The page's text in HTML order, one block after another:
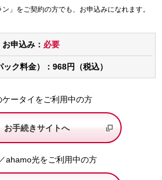
」をご契約の方でも、お申込みになれます。
お申込み： 必要
ック料金）：968円（税込）
ケータイをご利用中の方
お手続きサイトへ
ahamo光をご利用中の方